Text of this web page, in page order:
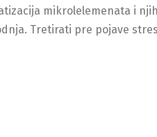
mikrolelemenata i
Tretirati pre pojave